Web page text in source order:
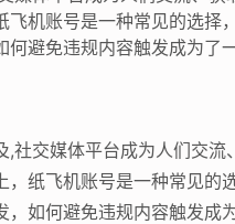
飞机账号是一种常见的选择
何避免违规内容触发成为了
,社交媒体平台成为人们交
，纸飞机账号是一种常见的
，如何避免违规内容触发成